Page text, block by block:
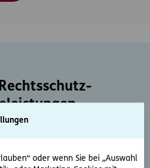
oder wenn Sie bei „Auswahl